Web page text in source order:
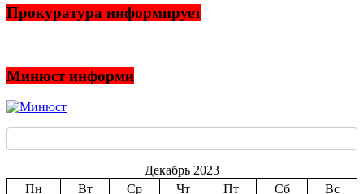
Прокуратура информирует
Минюст информи
Декабрь 2023
Пн
Вт Ср Чт Пт Сб
Вс